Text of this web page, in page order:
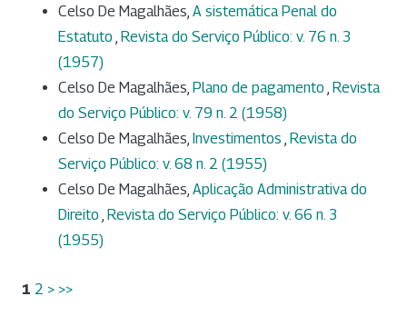
Celso De Magalhães, A sistemática Penal do
Estatuto , Revista do Serviço Público: v. 76 n. 3
(1957)
Celso De Magalhães, Plano de pagamento , Revista
do Serviço Público: v. 79 n. 2 (1958)
Celso De Magalhães, Investimentos , Revista do
Serviço Público: v. 68 n. 2 (1955)
Celso De Magalhães, Aplicação Administrativa do
Direito , Revista do Serviço Público: v. 66 n. 3
(1955)
1 2 > >>